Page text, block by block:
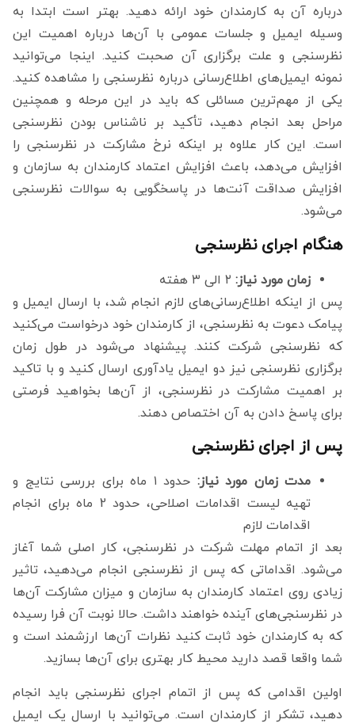
درباره آن به کارمندان خود ارائه دهید. بهتر است ابتدا به
وسیله ایمیل و جلسات عمومی با آن‌ها درباره اهمیت این
نظرسنجی و علت برگزاری آن صحبت کنید. اینجا می‌توانید
نمونه ایمیل‌های اطلاع‌رسانی درباره نظرسنجی را مشاهده کنید.
یکی از مهم‌ترین مسائلی که باید در این مرحله و همچنین
مراحل بعد انجام دهید، تأکید بر ناشناس بودن نظرسنجی
است. این کار علاوه بر اینکه نرخ مشارکت در نظرسنجی را
افزایش می‌دهد، باعث افزایش اعتماد کارمندان به سازمان و
افزایش صداقت آنت‌ها در پاسخگویی به سوالات نظرسنجی
می‌شود.
هنگام اجرای نظرسنجی
زمان مورد نیاز: ۲ الی ۳ هفته
پس از اینکه اطلاع‌رسانی‌های لازم انجام شد، با ارسال ایمیل و
پیامک دعوت به نظرسنجی، از کارمندان خود درخواست می‌کنید
که نظرسنجی شرکت کنند. پیشنهاد می‌شود در طول زمان
برگزاری نظرسنجی نیز دو ایمیل یادآوری ارسال کنید و با تاکید
بر اهمیت مشارکت در نظرسنجی، از آن‌ها بخواهید فرصتی
برای پاسخ دادن به آن اختصاص دهند.
پس از اجرای نظرسنجی
مدت زمان مورد نیاز:
حدود ۱ ماه برای بررسی نتایج و
تهیه لیست اقدامات اصلاحی، حدود 2 ماه برای انجام
اقدامات لازم
بعد از اتمام مهلت شرکت در نظرسنجی، کار اصلی شما آغاز
می‌شود. اقداماتی که پس از نظرسنجی انجام می‌دهید، تاثیر
زیادی روی اعتماد کارمندان به سازمان و میزان مشارکت آن‌ها
در نظرسنجی‌های آینده خواهند داشت. حالا نوبت آن فرا رسیده
که به کارمندان خود ثابت کنید نظرات آن‌ها ارزشمند است و
شما واقعا قصد دارید محیط کار بهتری برای آن‌ها بسازید.
اولین اقدامی که پس از اتمام اجرای نظرسنجی باید انجام
دهید، تشکر از کارمندان است. می‌توانید با ارسال یک ایمیل